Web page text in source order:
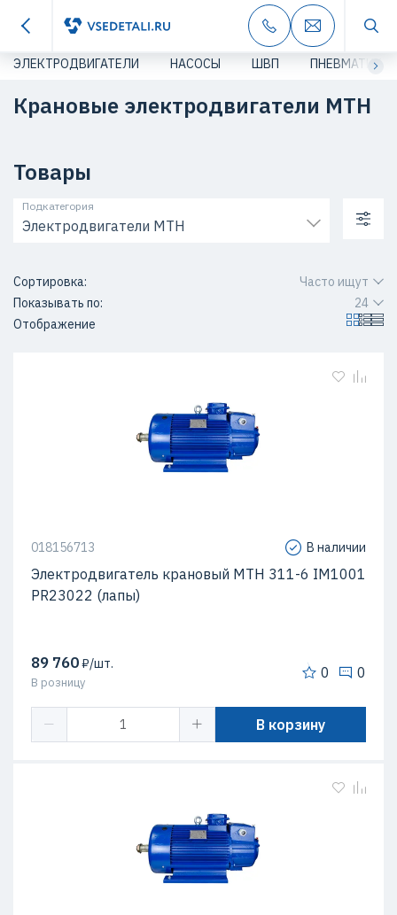
ЭЛЕКТРОДВИГАТЕЛИ НАСОСЫ ШВП ПНЕВМАТИКА
Крановые электродвигатели МТН
Товары
Электродвигатели МТН
Подкатегория
Сортировка:
Часто ищут
Показывать по:
24
Отображение
018156713 В наличии
Электродвигатель крановый МТН 311-6 IM1001
PR23022 (лапы)
89 760₽/шт.
В розницу
0 0
В корзину